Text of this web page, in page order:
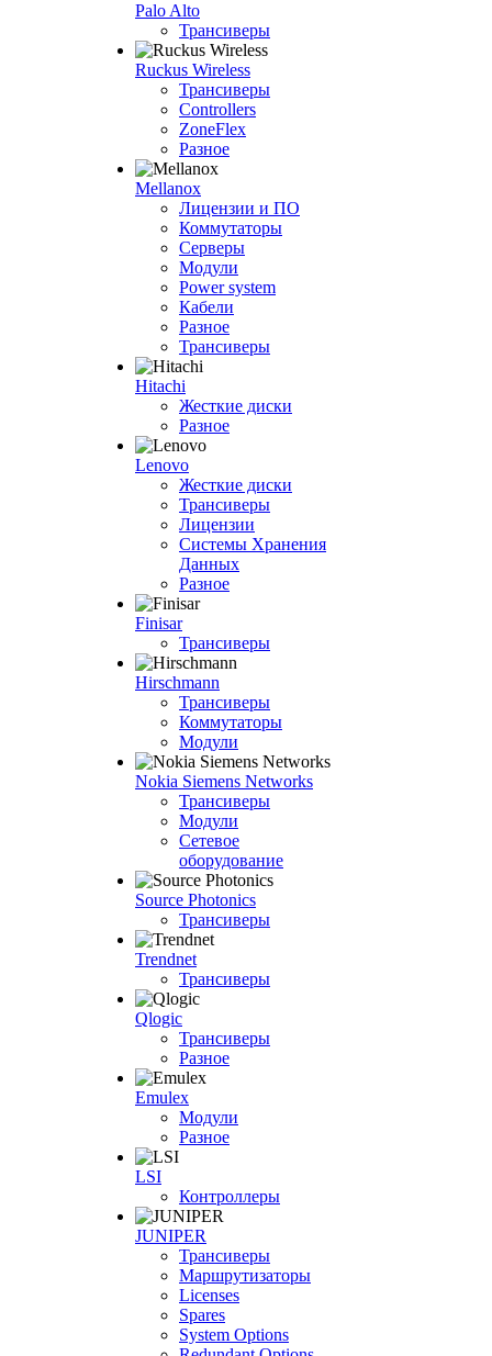
Palo Alto
Трансиверы
Ruckus Wireless
Трансиверы
Controllers
ZoneFlex
Разное
Mellanox
Лицензии и ПО
Коммутаторы
Серверы
Модули
Power system
Кабели
Разное
Трансиверы
Hitachi
Жесткие диски
Разное
Lenovo
Жесткие диски
Трансиверы
Лицензии
Системы Хранения
Данных
Разное
Finisar
Трансиверы
Hirschmann
Трансиверы
Коммутаторы
Модули
Nokia Siemens Networks
Трансиверы
Модули
Сетевое
оборудование
Source Photonics
Трансиверы
Trendnet
Трансиверы
Qlogic
Трансиверы
Разное
Emulex
Модули
Разное
LSI
Контроллеры
JUNIPER
Трансиверы
Маршрутизаторы
Licenses
Spares
System Options